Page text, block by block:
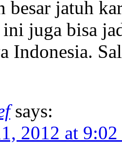
besar jatuh
juga bisa
Indonesia.
says:
2012 at 9:02